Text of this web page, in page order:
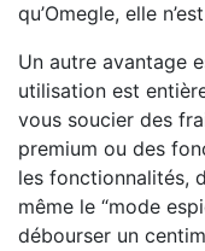
qu’Omegle, elle
Un autre avantage
utilisation est
vous soucier des
premium ou des
les fonctionnalités,
même le “mode
débourser un